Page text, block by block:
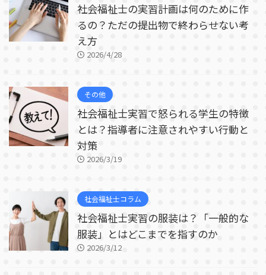
社会福祉士の実習計画は何のために作
るの？ただの提出物で終わらせない考
え方
2026/4/28
その他
社会福祉士実習で怒られる学生の特徴
とは？指導者に注意されやすい行動と
対策
2026/3/19
社会福祉士コラム
社会福祉士実習の服装は？「一般的な
服装」とはどこまでを指すのか
2026/3/12